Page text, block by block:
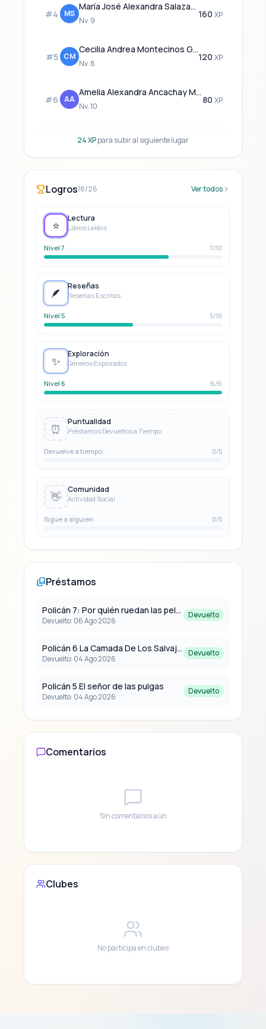
#4 MS
María José Alexandra Salazar Silva
Nv. 9
160 XP
#5 CM
Cecilia Andrea Montecinos Guzmán
Nv. 8
120 XP
#6 AA
Amelia Alexandra Ancachay Montecinos
Nv. 10
80 XP
24 XPpara subir al siguiente lugar
Logros18/26 Ver todos
⭐
Lectura
Libros Leídos
Nivel 7 7/10
🪶
Reseñas
Reseñas Escritas
Nivel 5 5/10
✨
Exploración
Géneros Explorados
Nivel 6 6/6
⏰
Puntualidad
Préstamos Devueltos a Tiempo
Devuelve a tiempo 0/5
👋
Comunidad
Actividad Social
Sigue a alguien 0/5
Préstamos
Policán 7: Por quién ruedan las pelotas
Devuelto: 06 Ago 2026
Devuelto
Policán 6 La Camada De Los Salvajes
Devuelto: 04 Ago 2026
Devuelto
Policán 5 El señor de las pulgas
Devuelto: 04 Ago 2026
Devuelto
Comentarios
Sin comentarios aún
Clubes
No participa en clubes